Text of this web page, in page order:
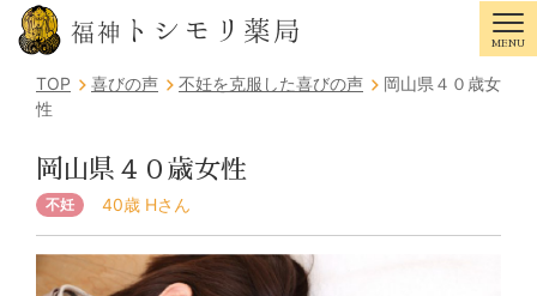
福神 トシモリ薬局 MENU
TOP
喜びの声 不妊を克服した喜びの声
岡山県４０歳女
性
岡山県４０歳女性
不妊 40歳 Hさん